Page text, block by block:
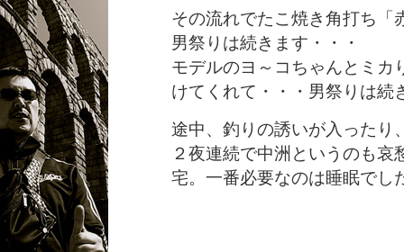
その流れでたこ焼き角打ち「
男祭りは続きます・・・
モデルのヨ～コちゃんとミカ
けてくれて・・・男祭りは続
途中、釣りの誘いが入ったり
２夜連続で中洲というのも
宅。一番必要なのは睡眠でし